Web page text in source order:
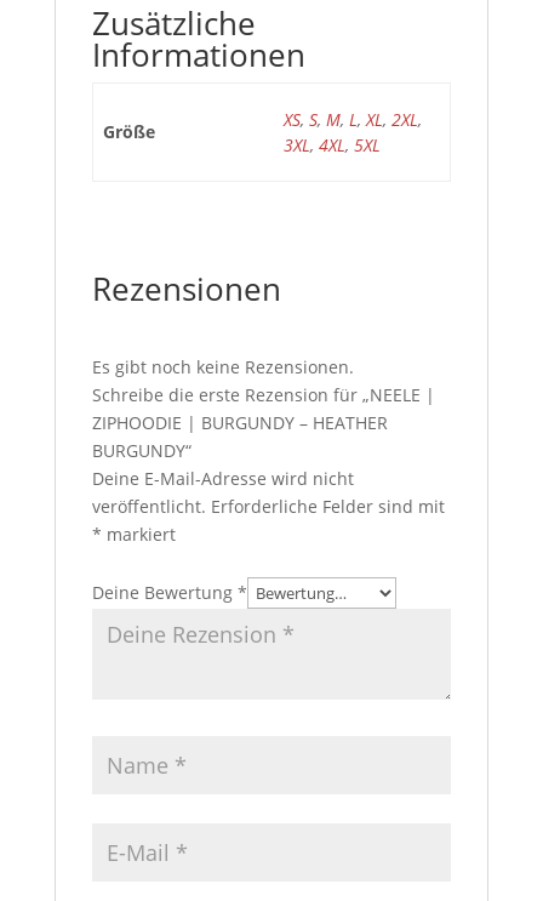
Zusätzliche
Informationen
Größe
XS, S, M, L,XL, 2XL,
3XL, 4XL, 5XL
Rezensionen
Es gibt noch keine Rezensionen.
Schreibe die erste Rezension für „NEELE |
ZIPHOODIE | BURGUNDY – HEATHER
BURGUNDY“
Deine E-Mail-Adresse wird nicht
veröffentlicht. Erforderliche Felder sind mit
* markiert
Deine Bewertung *